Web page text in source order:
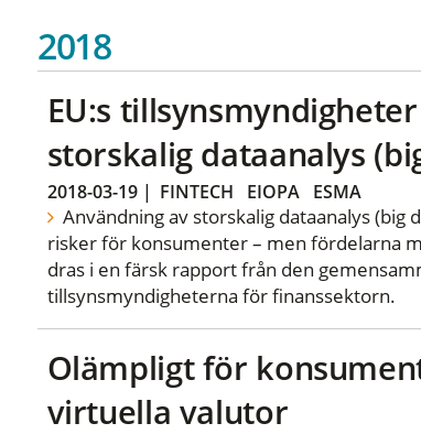
2018
EU:s
storskalig dataanalys
2018-03-19| FINTECH EIOPA ESMA
Användning av storskalig dataanalys
risker för konsumenter – men fördelarna
dras i en färsk rapport från den
tillsynsmyndigheterna för finanssektorn.
Olämpligt för
virtuella valutor